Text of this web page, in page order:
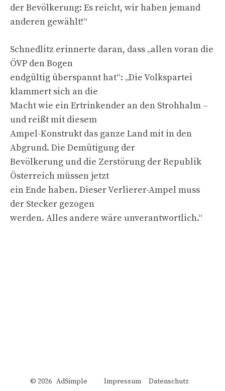
der Bevölkerung: Es reicht, wir haben jemand
anderen gewählt!“
Schnedlitz erinnerte daran, dass „allen voran die
ÖVP den Bogen
endgültig überspannt hat“: „Die Volkspartei
klammert sich an die
Macht wie ein Ertrinkender an den Strohhalm –
und reißt mit diesem
Ampel-Konstrukt das ganze Land mit in den
Abgrund. Die Demütigung der
Bevölkerung und die Zerstörung der Republik
Österreich müssen jetzt
ein Ende haben. Dieser Verlierer-Ampel muss
der Stecker gezogen
werden. Alles andere wäre unverantwortlich.“
© 2026 AdSimple Impressum Datenschutz